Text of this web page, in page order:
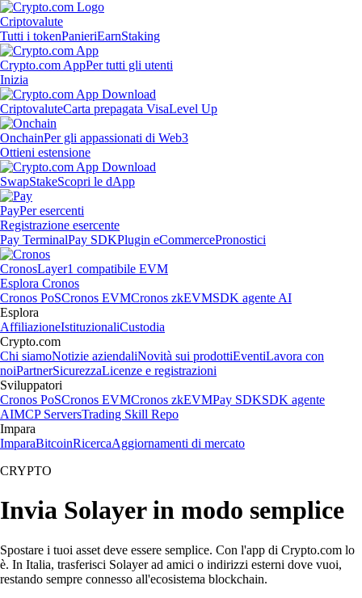
Criptovalute
Tutti i tokenPanieriEarnStaking
Crypto.com AppPer tutti gli utenti
Inizia
CriptovaluteCarta prepagata VisaLevel Up
OnchainPer gli appassionati di Web3
Ottieni estensione
SwapStakeScopri le dApp
PayPer esercenti
Registrazione esercente
Pay TerminalPay SDKPlugin eCommercePronostici
CronosLayer1 compatibile EVM
Esplora Cronos
Cronos PoSCronos EVMCronos zkEVMSDK agente AI
Esplora
AffiliazioneIstituzionaliCustodia
Crypto.com
Chi siamoNotizie aziendaliNovità sui prodottiEventiLavora con
noiPartnerSicurezzaLicenze e registrazioni
Sviluppatori
Cronos PoSCronos EVMCronos zkEVMPay SDKSDK agente
AIMCP ServersTrading Skill Repo
Impara
ImparaBitcoinRicercaAggiornamenti di mercato
CRYPTO
Invia Solayer in modo semplice
Spostare i tuoi asset deve essere semplice. Con l'app di Crypto.com lo
è. In Italia, trasferisci Solayer ad amici o indirizzi esterni dove vuoi,
restando sempre connesso all'ecosistema blockchain.